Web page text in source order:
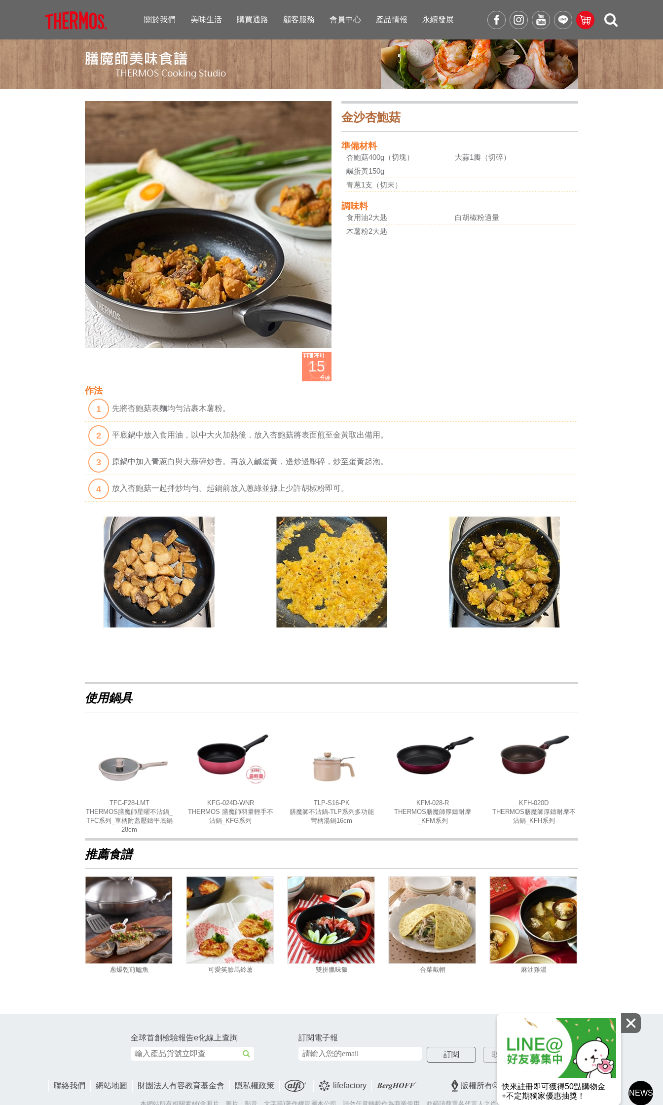
NEWS
快來註冊即可獲得50點購物金
+不定期獨家優惠抽獎！
關於我們 美味生活 購買通路 顧客服務 會員中心 產品情報 永續發展
15
金沙杏鮑菇
準備材料
杏鮑菇400g（切塊）
大蒜1瓣（切碎）
鹹蛋黃150g
青蔥1支（切末）
調味料
食用油2大匙
白胡椒粉適量
木薯粉2大匙
作法
1
先將杏鮑菇表麵均勻沾裹木薯粉。
2 平底鍋中放入食用油，以中大火加熱後，放入杏鮑菇將表面煎至金黃取出備用。
3 原鍋中加入青蔥白與大蒜碎炒香。再放入鹹蛋黃，邊炒邊壓碎，炒至蛋黃起泡。
4 放入杏鮑菇一起拌炒均勻。起鍋前放入蔥綠並撒上少許胡椒粉即可。
使用鍋具
TFC-F28-LMT
THERMOS膳魔師星曜不沾鍋_
TFC系列_單柄附蓋壓鑄平底鍋
28cm
KFG-024D-WNR
THERMOS 膳魔師羽量輕手不
沾鍋_KFG系列
TLP-S16-PK
膳魔師不沾鍋-TLP系列多功能
彎柄湯鍋16cm
KFM-028-R
THERMOS膳魔師厚鑄耐摩
_KFM系列
KFH-020D
THERMOS膳魔師厚鑄耐摩不
沾鍋_KFH系列
推薦食譜
蔥爆乾煎鱸魚 可愛笑臉馬鈴薯 雙拼臘味飯 合菜戴帽 麻油雞湯
全球首創檢驗報告e化線上查詢
訂閱電子報
訂閱
取消訂閱
聯絡我們 網站地圖 財團法人有容教育基金會 隱私權政策 lifefactory 版權所有© 2026 皇冠金屬工業股份有限公司